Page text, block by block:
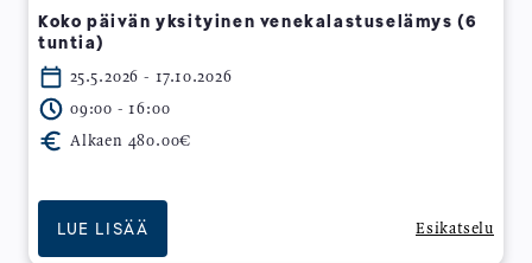
Koko päivän yksityinen venekalastuselämys (6
tuntia)
25.5.2026 - 17.10.2026
09:00 - 16:00
Alkaen 480.00€
LUE LISÄÄ Esikatselu